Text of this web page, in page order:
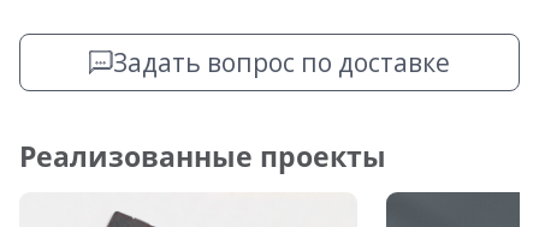
Задать вопрос по доставке
Реализованные проекты